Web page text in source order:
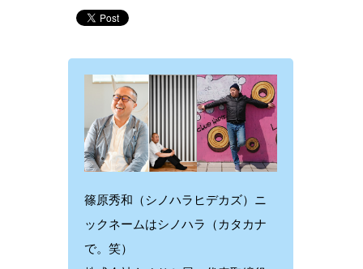
篠原秀和（シノハラヒデカズ）ニ
ックネームはシノハラ（カタカナ
で。笑）